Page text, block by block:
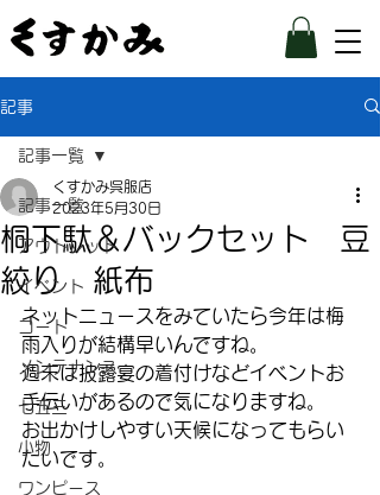
記事
記事一覧
アウトレット
イベント
コート
メンテナンス
七五三
小物
ワンピース
記事一覧
桐下駄＆バックセット 豆
絞り 紙布
くすかみ呉服店
2023年5月30日
ネットニュースをみていたら今年は梅
雨入りが結構早いんですね。
週末は披露宴の着付けなどイベントお
手伝いがあるので気になりますね。
お出かけしやすい天候になってもらい
たいです。